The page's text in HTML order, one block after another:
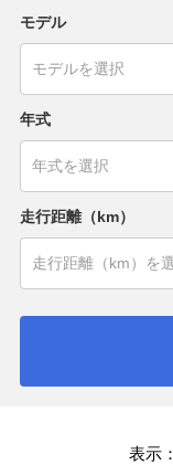
モデル
年式
走行距離（km）
表示：